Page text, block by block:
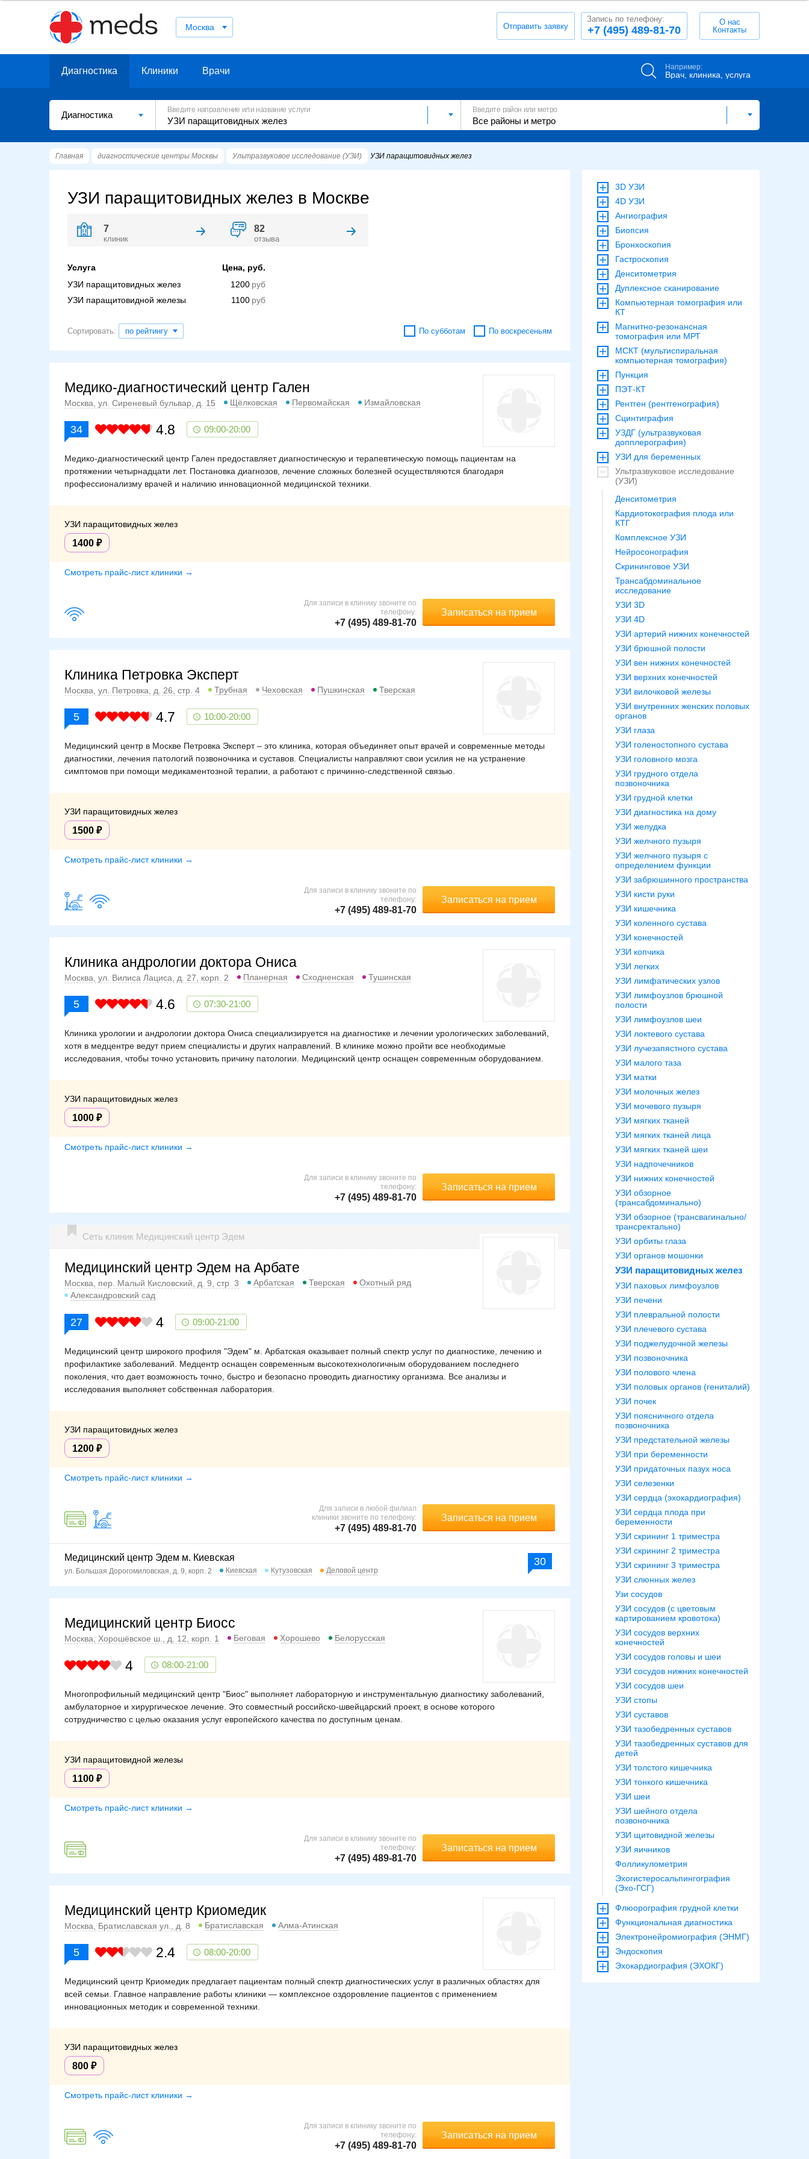
Москва Отправить заявку +7 (495) 489-81-70
Запись по телефону:
О нас
Контакты
Диагностика Клиники Врачи Например:
Врач, клиника, услуга
Диагностика
Введите направление или название услуги Введите район или метро
Главная диагностические центры Москвы Ультразвуковое исследование (УЗИ) УЗИ паращитовидных желез
УЗИ паращитовидных желез в Москве
7
клиник
82
отзыва
Услуга
Цена, руб.
УЗИ паращитовидных желез
1200
УЗИ паращитовидной железы
1100
Сортировать: по рейтингу По субботам По воскресеньям
Медико-диагностический центр Гален
Москва, ул. Сиреневый бульвар, д. 15 Щёлковская Первомайская Измайловская
34 4.8 09:00-20:00
Медико-диагностический центр Гален предоставляет диагностическую и терапевтическую помощь пациентам на
протяжении четырнадцати лет. Постановка диагнозов, лечение сложных болезней осуществляются благодаря
профессионализму врачей и наличию инновационной медицинской техники.
УЗИ паращитовидных желез
1400
Смотреть прайс-лист клиники →
Записаться на прием
Для записи в клинику звоните по
телефону:
+7 (495) 489-81-70
Клиника Петровка Эксперт
Москва, ул. Петровка, д. 26, стр. 4 Трубная Чеховская Пушкинская Тверская
5 4.7 10:00-20:00
Медицинский центр в Москве Петровка Эксперт – это клиника, которая объединяет опыт врачей и современные методы
диагностики, лечения патологий позвоночника и суставов. Специалисты направляют свои усилия не на устранение
симптомов при помощи медикаментозной терапии, а работают с причинно-следственной связью.
УЗИ паращитовидных желез
1500
Смотреть прайс-лист клиники →
Записаться на прием
Для записи в клинику звоните по
телефону:
+7 (495) 489-81-70
Клиника андрологии доктора Ониса
Москва, ул. Вилиса Лациса, д. 27, корп. 2 Планерная Сходненская Тушинская
5 4.6 07:30-21:00
Клиника урологии и андрологии доктора Ониса специализируется на диагностике и лечении урологических заболеваний,
хотя в медцентре ведут прием специалисты и других направлений. В клинике можно пройти все необходимые
исследования, чтобы точно установить причину патологии. Медицинский центр оснащен современным оборудованием.
УЗИ паращитовидных желез
1000
Смотреть прайс-лист клиники →
Записаться на прием
Для записи в клинику звоните по
телефону:
+7 (495) 489-81-70
Сеть клиник Медицинский центр Эдем
Медицинский центр Эдем на Арбате
Москва, пер. Малый Кисловский, д. 9, стр. 3 Арбатская Тверская
Охотный ряд
Александровский сад
27 4 09:00-21:00
Медицинский центр широкого профиля "Эдем" м. Арбатская оказывает полный спектр услуг по диагностике, лечению и
профилактике заболеваний. Медцентр оснащен современным высокотехнологичным оборудованием последнего
поколения, что дает возможность точно, быстро и безопасно проводить диагностику организма. Все анализы и
исследования выполняет собственная лаборатория.
УЗИ паращитовидных желез
1200
Смотреть прайс-лист клиники →
Записаться на прием
Для записи в любой филиал
клиники звоните по телефону:
+7 (495) 489-81-70
Медицинский центр Эдем м. Киевская 30
ул. Большая Дорогомиловская, д. 9, корп. 2 Киевская Кутузовская Деловой центр
Медицинский центр Биосс
Москва, Хорошёвское ш., д. 12, корп. 1 Беговая Хорошево Белорусская
4 08:00-21:00
Многопрофильный медицинский центр "Биос" выполняет лабораторную и инструментальную диагностику заболеваний,
амбулаторное и хирургическое лечение. Это совместный российско-швейцарский проект, в основе которого
сотрудничество с целью оказания услуг европейского качества по доступным ценам.
УЗИ паращитовидной железы
1100
Смотреть прайс-лист клиники →
Записаться на прием
Для записи в клинику звоните по
телефону:
+7 (495) 489-81-70
Медицинский центр Криомедик
Москва, Братиславская ул., д. 8 Братиславская Алма-Атинская
5 2.4 08:00-20:00
Медицинский центр Криомедик предлагает пациентам полный спектр диагностических услуг в различных областях для
всей семьи. Главное направление работы клиники — комплексное оздоровление пациентов с применением
инновационных методик и современной техники.
УЗИ паращитовидных желез
800
Смотреть прайс-лист клиники →
Записаться на прием
Для записи в клинику звоните по
телефону:
+7 (495) 489-81-70
3D УЗИ
4D УЗИ
Ангиография
Биопсия
Бронхоскопия
Гастроскопия
Денситометрия
Дуплексное сканирование
Компьютерная томография или
КТ
Магнитно-резонансная
томография или МРТ
МСКТ (мультиспиральная
компьютерная томография)
Пункция
ПЭТ-КТ
Рентген (рентгенография)
Сцинтиграфия
УЗДГ (ультразвуковая
допплерография)
УЗИ для беременных
Ультразвуковое исследование
(УЗИ)
Денситометрия
Кардиотокография плода или
КТГ
Комплексное УЗИ
Нейросонография
Скрининговое УЗИ
Трансабдоминальное
исследование
УЗИ 3D
УЗИ 4D
УЗИ артерий нижних конечностей
УЗИ брюшной полости
УЗИ вен нижних конечностей
УЗИ верхних конечностей
УЗИ вилочковой железы
УЗИ внутренних женских половых
органов
УЗИ глаза
УЗИ голеностопного сустава
УЗИ головного мозга
УЗИ грудного отдела
позвоночника
УЗИ грудной клетки
УЗИ диагностика на дому
УЗИ желудка
УЗИ желчного пузыря
УЗИ желчного пузыря с
определением функции
УЗИ забрюшинного пространства
УЗИ кисти руки
УЗИ кишечника
УЗИ коленного сустава
УЗИ конечностей
УЗИ копчика
УЗИ легких
УЗИ лимфатических узлов
УЗИ лимфоузлов брюшной
полости
УЗИ лимфоузлов шеи
УЗИ локтевого сустава
УЗИ лучезапястного сустава
УЗИ малого таза
УЗИ матки
УЗИ молочных желез
УЗИ мочевого пузыря
УЗИ мягких тканей
УЗИ мягких тканей лица
УЗИ мягких тканей шеи
УЗИ надпочечников
УЗИ нижних конечностей
УЗИ обзорное
(трансабдоминально)
УЗИ обзорное (трансвагинально/
трансректально)
УЗИ орбиты глаза
УЗИ органов мошонки
УЗИ паращитовидных желез
УЗИ паховых лимфоузлов
УЗИ печени
УЗИ плевральной полости
УЗИ плечевого сустава
УЗИ поджелудочной железы
УЗИ позвоночника
УЗИ полового члена
УЗИ половых органов (гениталий)
УЗИ почек
УЗИ поясничного отдела
позвоночника
УЗИ предстательной железы
УЗИ при беременности
УЗИ придаточных пазух носа
УЗИ селезенки
УЗИ сердца (эхокардиография)
УЗИ сердца плода при
беременности
УЗИ скрининг 1 триместра
УЗИ скрининг 2 триместра
УЗИ скрининг 3 триместра
УЗИ слюнных желез
Узи сосудов
УЗИ сосудов (с цветовым
картированием кровотока)
УЗИ сосудов верхних
конечностей
УЗИ сосудов головы и шеи
УЗИ сосудов нижних конечностей
УЗИ сосудов шеи
УЗИ стопы
УЗИ суставов
УЗИ тазобедренных суставов
УЗИ тазобедренных суставов для
детей
УЗИ толстого кишечника
УЗИ тонкого кишечника
УЗИ шеи
УЗИ шейного отдела
позвоночника
УЗИ щитовидной железы
УЗИ яичников
Фолликулометрия
Эхогистеросальпингография
(Эхо-ГСГ)
Флюорография грудной клетки
Функциональная диагностика
Электронейромиография (ЭНМГ)
Эндоскопия
Эхокардиография (ЭХОКГ)